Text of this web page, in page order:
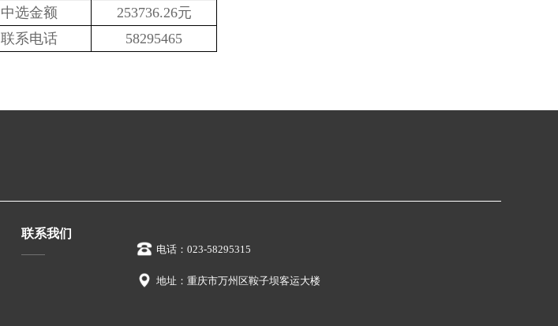
中选金额 253736.26元
联系电话 58295465
联系我们
电话：023-58295315
地址：重庆市万州区鞍子坝客运大楼